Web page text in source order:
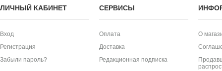
ЛИЧНЫЙ КАБИНЕТ
Вход
Регистрация
Забыли пароль?
СЕРВИСЫ
Оплата
Доставка
Редакционная подписка
О